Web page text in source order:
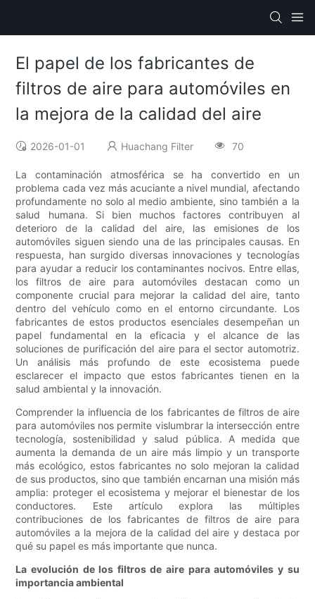
El papel de los fabricantes de
filtros de aire para automóviles en
la mejora de la calidad del aire
2026-01-01 Huachang Filter 70
La contaminación atmosférica se ha convertido en un
problema cada vez más acuciante a nivel mundial, afectando
profundamente no solo al medio ambiente, sino también a la
salud humana. Si bien muchos factores contribuyen al
deterioro de la calidad del aire, las emisiones de los
automóviles siguen siendo una de las principales causas. En
respuesta, han surgido diversas innovaciones y tecnologías
para ayudar a reducir los contaminantes nocivos. Entre ellas,
los filtros de aire para automóviles destacan como un
componente crucial para mejorar la calidad del aire, tanto
dentro del vehículo como en el entorno circundante. Los
fabricantes de estos productos esenciales desempeñan un
papel fundamental en la eficacia y el alcance de las
soluciones de purificación del aire para el sector automotriz.
Un análisis más profundo de este ecosistema puede
esclarecer el impacto que estos fabricantes tienen en la
salud ambiental y la innovación.
Comprender la influencia de los fabricantes de filtros de aire
para automóviles nos permite vislumbrar la intersección entre
tecnología, sostenibilidad y salud pública. A medida que
aumenta la demanda de un aire más limpio y un transporte
más ecológico, estos fabricantes no solo mejoran la calidad
de sus productos, sino que también encarnan una misión más
amplia: proteger el ecosistema y mejorar el bienestar de los
conductores. Este artículo explora las múltiples
contribuciones de los fabricantes de filtros de aire para
automóviles a la mejora de la calidad del aire y destaca por
qué su papel es más importante que nunca.
La evolución de los filtros de aire para automóviles y su
importancia ambiental